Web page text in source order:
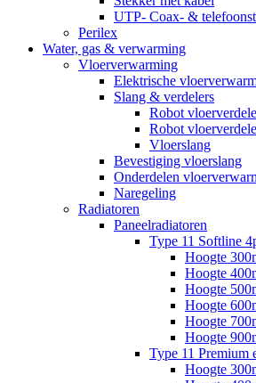
UTP- Coax- &
Perilex
Water, gas & verwarming
Vloerverwarming
Elektrische
Slang & verdelers
Robot
Robot
Vloerslang
Bevestiging vloerslang
Onderdelen
Naregeling
Radiatoren
Paneelradiatoren
Type 11 Softline
Hoogte
Hoogte
Hoogte
Hoogte
Hoogte
Hoogte
Type 11 Premium
Hoogte